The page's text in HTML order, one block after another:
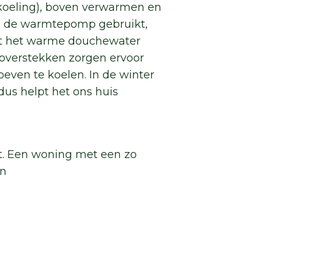
boven verwarmen en
de warmtepomp gebruikt,
het warme douchewater
zorgen ervoor
te koelen. In de winter
helpt het ons huis
Een woning met een zo